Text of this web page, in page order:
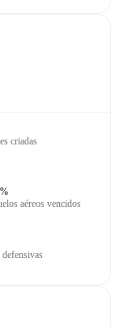
criadas
aéreos vencidos